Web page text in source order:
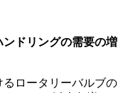
ドリングの需要の増
ロータリーバルブの